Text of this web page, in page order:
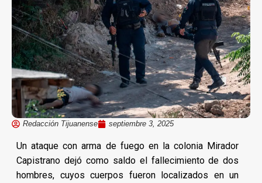
Redacción Tijuanense septiembre 3, 2025
Un ataque con arma de fuego en la colonia Mirador
Capistrano dejó como saldo el fallecimiento de dos
hombres, cuyos cuerpos fueron localizados en un